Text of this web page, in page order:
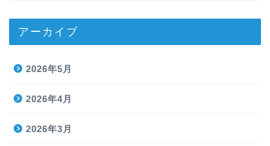
アーカイブ
2026年5月
2026年4月
2026年3月